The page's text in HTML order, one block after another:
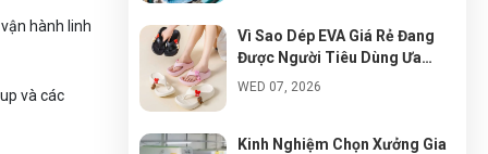
hành linh
và các
Vì Sao Dép EVA Giá Rẻ Đang
Được Người Tiêu Dùng Ưa
Chuộng?
WED 07, 2026
Kinh Nghiệm Chọn Xưởng Gia